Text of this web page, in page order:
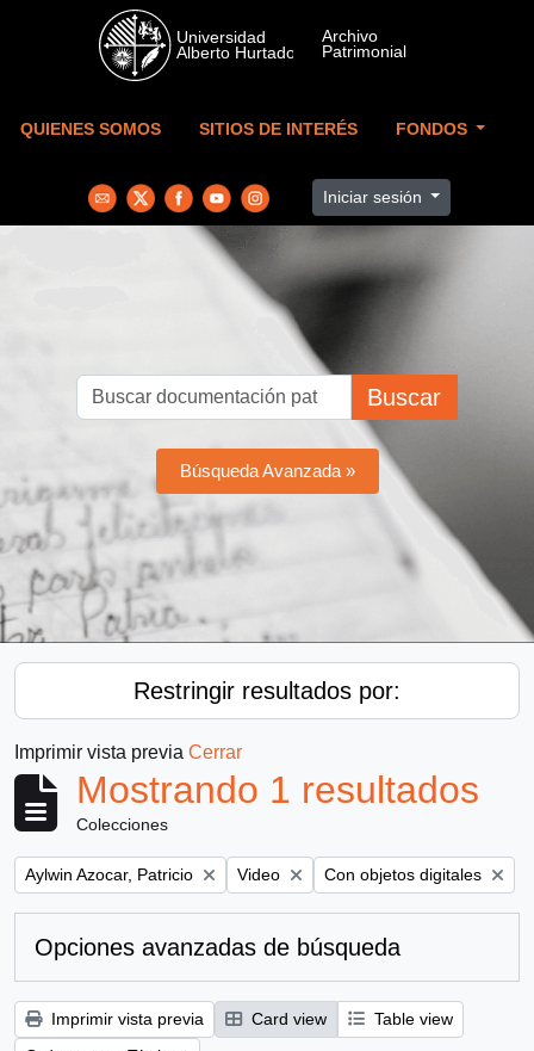
Skip to main content
QUIENES SOMOS SITIOS DE INTERÉS FONDOS
Iniciar sesión
Buscar
Búsqueda Avanzada »
Restringir resultados por:
Imprimir vista previa Cerrar
Mostrando 1 resultados
Colecciones
Remove filter:
Aylwin Azocar, Patricio Remove filter:
Video Remove filter:
Con objetos digitales
Opciones avanzadas de búsqueda
Imprimir vista previa Card view
Table view